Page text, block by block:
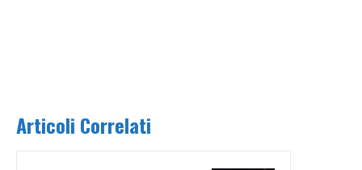
Articoli Correlati